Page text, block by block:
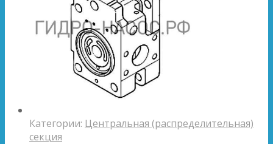
Категории: Центральная (распределительная)
секция